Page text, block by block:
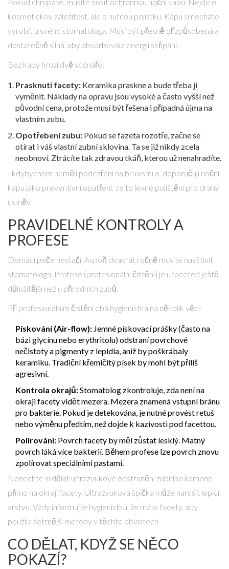
kosmetickou záležitost, ale o nutnou pojistku. Kapu si necháte
vyrobit u svého stomatologa. Musí být přesně přizpůsobená a
dostatečně silná, aby absorbovala energii skřípání.
Bez kapy hrozí dvě scénáře:
Prasknutí facety: Keramika praskne a bude třeba ji
vyměnit. Náklady na opravu jsou vysoké a často vyšší než
původní cena, protože musí být řešena i případná újma na
vlastním zubu.
Opotřebení zubu: Pokud se fazeta rozotře, začne se
otírat i váš vlastní zubní sklovina. Ta se již nikdy zcela
neobnoví. Ztrácíte tak zdravou tkáň, kterou už nenahradíte.
I kdybychom neměli podezření na bruxismus, doporučuji noční
kapu jako preventivní opatření. Je to levné pojištění pro drahý
úsměv.
PRAVIDELNÉ KONTROLY A
PROFESE
Domácí péče nestačí. Aspoň dvakrát ročně musíte navštívit
stomatologa. Profese (profesionální čištění) je u faceted ještě
důležitější než u přírodních zubů.
Při profesionálním čištění dbá hygienistka na několik věcí:
Pískování (Air-flow): Jemné pískovací prášky (často na
bázi glycínu nebo erythritolu) odstraní povrchové
nečistoty a pigmenty z lepidla, aniž by poškrábaly
keramiku. Tradiční křemičitý písek by mohl být příliš
agresivní.
Kontrola okrajů:Stomatolog zkontroluje, zda není na
okraji facety vidět mezera. Mezera znamená vstupní bránu
pro bakterie. Pokud je detekována, je nutné provést retuš
nebo výměnu předtím, než dojde k kazivosti pod facettou.
Polirování: Povrch facety by měl zůstat lesklý. Matný
povrch láká více bakterií. Během profese lze povrch znovu
zpolírovat speciálními pastami.
Nenechte si dělat ultrazvukové odstranění zubního kamene
přímo na okraji facety. Ultrazvuková špička může narušit lepicí
vrstvu. Vždy informujte hygienistku, že máte facety, aby
použila šetrnější metody v těchto oblastech.
CO DĚLAT, KDYŽ SE NĚCO
POKAZÍ?